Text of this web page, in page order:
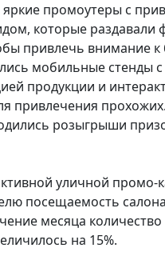
промоутеры с
которые раздавали
привлечь внимание к
мобильные стенды с
продукции и
привлечения
розыгрыши
уличной промо-
посещаемость
месяца
на 15%.